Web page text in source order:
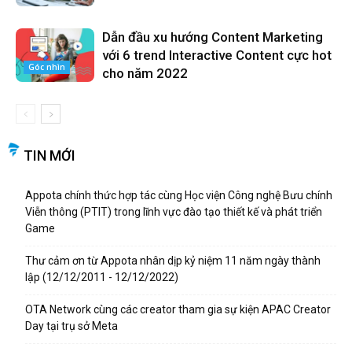
Góc nhìn
Dẫn đầu xu hướng Content Marketing
với 6 trend Interactive Content cực hot
cho năm 2022
TIN MỚI
Appota chính thức hợp tác cùng Học viện Công nghệ Bưu chính
Viễn thông (PTIT) trong lĩnh vực đào tạo thiết kế và phát triển
Game
Thư cảm ơn từ Appota nhân dịp kỷ niệm 11 năm ngày thành
lập (12/12/2011 - 12/12/2022)
OTA Network cùng các creator tham gia sự kiện APAC Creator
Day tại trụ sở Meta